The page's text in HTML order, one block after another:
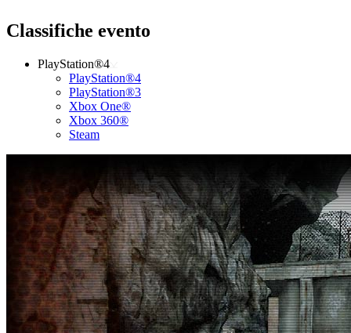
Classifiche evento
PlayStation®4
PlayStation®4
PlayStation®3
Xbox One®
Xbox 360®
Steam